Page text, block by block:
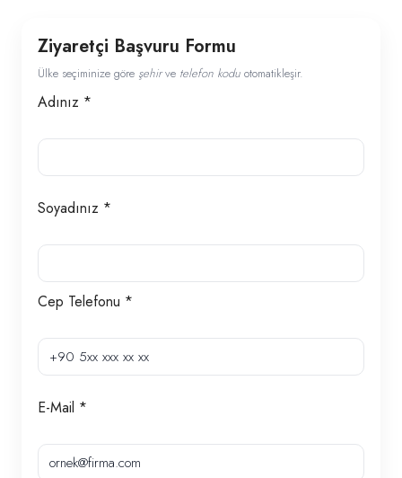
Ziyaretçi Başvuru Formu
Ülke seçiminize göre şehirve telefon kodu otomatikleşir.
Adınız *
Soyadınız *
Cep Telefonu *
E-Mail *